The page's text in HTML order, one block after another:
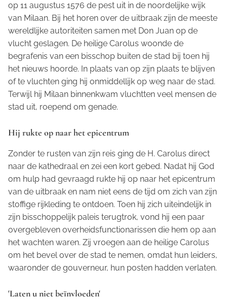
op 11 augustus 1576 de pest uit in de noordelijke wijk
van Milaan. Bij het horen over de uitbraak zijn de meeste
wereldlijke autoriteiten samen met Don Juan op de
vlucht geslagen. De heilige Carolus woonde de
begrafenis van een bisschop buiten de stad bij toen hij
het nieuws hoorde. In plaats van op zijn plaats te blijven
of te vluchten ging hij onmiddellijk op weg naar de stad.
Terwijl hij Milaan binnenkwam vluchtten veel mensen de
stad uit, roepend om genade.
Hij rukte op naar het epicentrum
Zonder te rusten van zijn reis ging de H. Carolus direct
naar de kathedraal en zei een kort gebed. Nadat hij God
om hulp had gevraagd rukte hij op naar het epicentrum
van de uitbraak en nam niet eens de tijd om zich van zijn
stoffige rijkleding te ontdoen. Toen hij zich uiteindelijk in
zijn bisschoppelijk paleis terugtrok, vond hij een paar
overgebleven overheidsfunctionarissen die hem op aan
het wachten waren. Zij vroegen aan de heilige Carolus
om het bevel over de stad te nemen, omdat hun leiders,
waaronder de gouverneur, hun posten hadden verlaten.
'Laten u niet beïnvloeden'